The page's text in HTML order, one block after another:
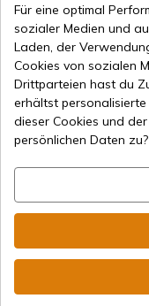
Kaliber
Für eine optimal
sozialer Medien und
Laden, der
Cookies von sozialen
Drittparteien hast du
erhältst
dieser Cookies und
persönlichen Daten zu?